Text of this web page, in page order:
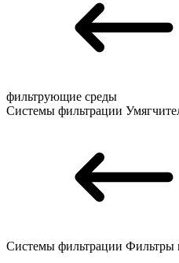
фильтрующие среды
Системы фильтрации
Системы фильтрации Фильтры